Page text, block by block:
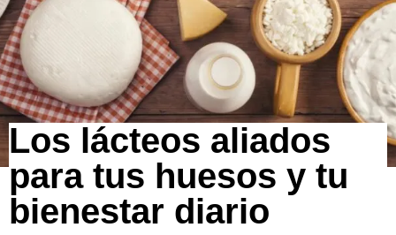
Los lácteos aliados
para tus huesos y tu
bienestar diario